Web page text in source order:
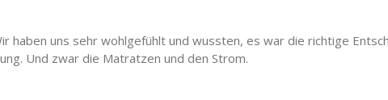
haben uns sehr wohlgefühlt und wussten, es war die richtige
Und zwar die Matratzen und den Strom.